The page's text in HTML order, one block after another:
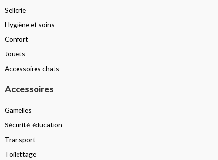
Sellerie
Hygiène et soins
Confort
Jouets
Accessoires chats
Accessoires
Gamelles
Sécurité-éducation
Transport
Toilettage